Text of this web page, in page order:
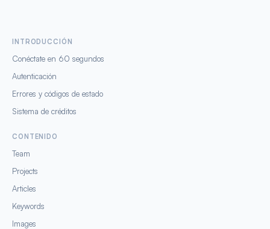
INTRODUCCIÓN
Conéctate en 60 segundos
Autenticación
Errores y códigos de estado
Sistema de créditos
CONTENIDO
Team
Projects
Articles
Keywords
Images